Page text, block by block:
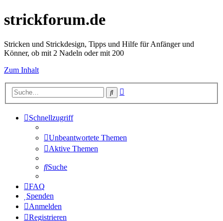
strickforum.de
Stricken und Strickdesign, Tipps und Hilfe für Anfänger und
Könner, ob mit 2 Nadeln oder mit 200
Zum Inhalt
Suche
Schnellzugriff
Unbeantwortete Themen
Aktive Themen
Suche
FAQ
Spenden
Anmelden
Registrieren